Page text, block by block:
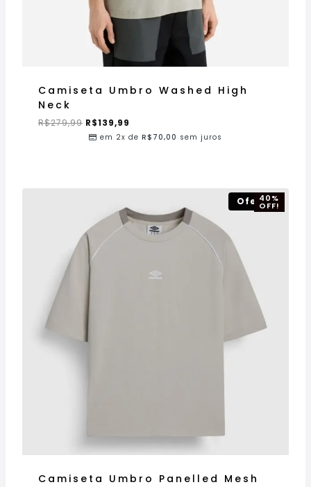
Camiseta Umbro Washed High
Neck
R$279,99 R$139,99
em 2x de R$ 70,00 sem juros
Oferta!
40%
OFF!
Camiseta Umbro Panelled Mesh